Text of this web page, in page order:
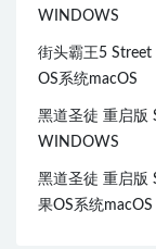
WINDOWS
街头霸王5
OS系统macOS
黑道圣徒 重启版
WINDOWS
黑道圣徒 重启版
果OS系统macOS